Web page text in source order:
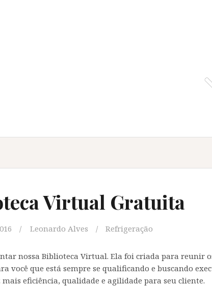
Virtual Gratuita
Leonardo Alves Refrigeração
nossa Biblioteca Virtual. Ela foi criada para reunir
você que está sempre se qualificando e buscando
mais eficiência, qualidade e agilidade para seu cliente.